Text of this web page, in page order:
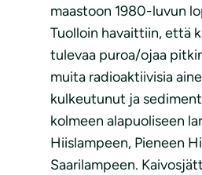
maastoon 1980-luvun
Tuolloin havaittiin, että
tulevaa puroa/ojaa
muita radioaktiivisia
kulkeutunut ja
kolmeen alapuoliseen
Hiislampeen, Pieneen
Saarilampeen.